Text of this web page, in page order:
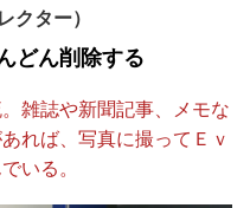
ター）
どん削除する
雑誌や新聞記事、メモな
れば、写真に撮ってＥｖ
いる。